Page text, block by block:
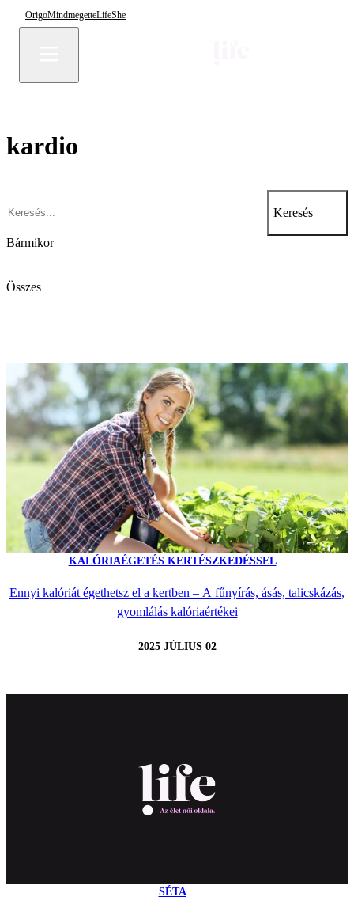
OrigoMindmegetteLifeShe
kardio
Keresés
Bármikor
Összes
KALÓRIAÉGETÉS KERTÉSZKEDÉSSEL
Ennyi kalóriát égethetsz el a kertben – A fűnyírás, ásás, talicskázás,
gyomlálás kalóriaértékei
2025 JÚLIUS 02
SÉTA